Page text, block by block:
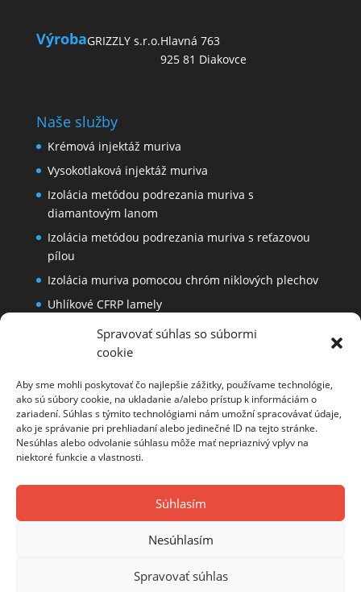
Spravovať súhlas so súbormi
cookie
Aby sme mohli poskytovať čo najlepšie zážitky, používame technológie,
ako sú súbory cookie, na ukladanie a/alebo prístup k informáciám o
zariadení. Súhlas s týmito technológiami nám umožní spracovávať údaje,
ako je správanie pri prehliadaní alebo jedinečné ID na tejto stránke.
Nesúhlas alebo odvolanie súhlasu môže mať nepriaznivý vplyv na
niektoré funkcie a vlastnosti.
Súhlasím
Nesúhlasím
Spravovať súhlas
VýrobaGRIZZLY s.r.o.Hlavná 763
925 81 Diakovce
Naše služby
Krémová injektáž muriva
Vysokotlaková injektáž muriva
Izolácia metódou podrezania muriva s
diamantovým lanom
Izolácia metódou podrezania muriva s reťazovou
pílou
Izolácia muriva pomocou chróm niklových plechov
Uhlíkové CFRP lamely
Dôležité odkazy
Časté otázky a odpovede
O nás
Ochrana osobných údajov
PODREZÁVANIE MURIVA - 100% odstránenie
osobných údajov